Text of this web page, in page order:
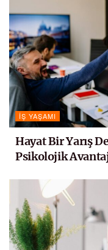
İŞ YAŞAMI
Hayat Bir Yarış
Psikolojik